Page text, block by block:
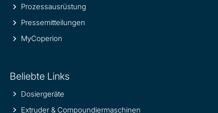
Prozessausrüstung
Pressemitteilungen
MyCoperion
Beliebte Links
Dosiergeräte
Extruder & Compoundiermaschinen